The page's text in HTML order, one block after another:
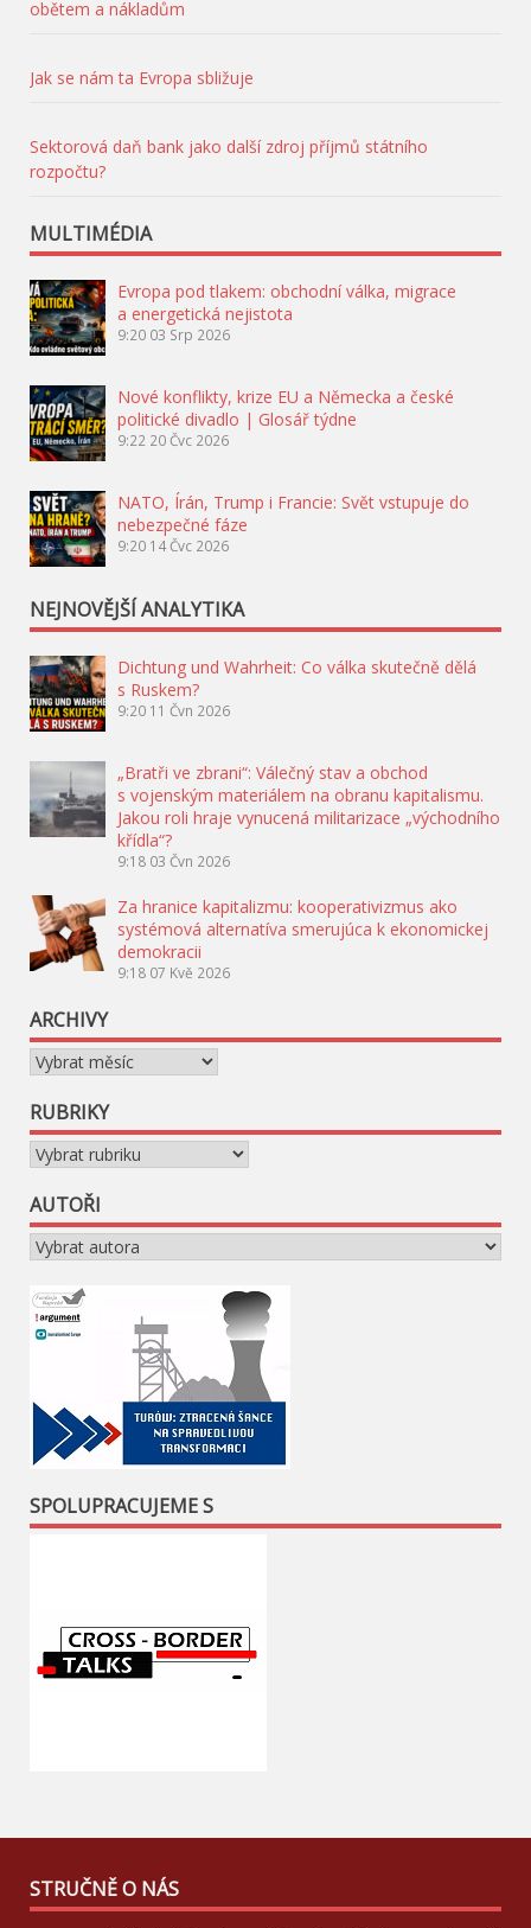
obětem a nákladům
Jak se nám ta Evropa sbližuje
Sektorová daň bank jako další zdroj příjmů státního
rozpočtu?
MULTIMÉDIA
Evropa pod tlakem: obchodní válka, migrace
a energetická nejistota
9:20 03 Srp 2026
Nové konflikty, krize EU a Německa a české
politické divadlo | Glosář týdne
9:22 20 Čvc 2026
NATO, Írán, Trump i Francie: Svět vstupuje do
nebezpečné fáze
9:20 14 Čvc 2026
NEJNOVĚJŠÍ ANALYTIKA
Dichtung und Wahrheit: Co válka skutečně dělá
s Ruskem?
9:20 11 Čvn 2026
„Bratři ve zbrani“: Válečný stav a obchod
s vojenským materiálem na obranu kapitalismu.
Jakou roli hraje vynucená militarizace „východního
křídla“?
9:18 03 Čvn 2026
Za hranice kapitalizmu: kooperativizmus ako
systémová alternatíva smerujúca k ekonomickej
demokracii
9:18 07 Kvě 2026
ARCHIVY
Archivy
RUBRIKY
Rubriky
AUTOŘI
SPOLUPRACUJEME S
STRUČNĚ O NÁS